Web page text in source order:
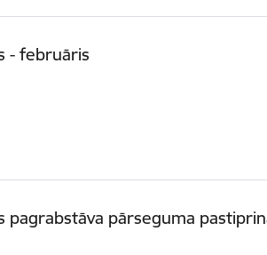
- februāris
pagrabstāva pārseguma